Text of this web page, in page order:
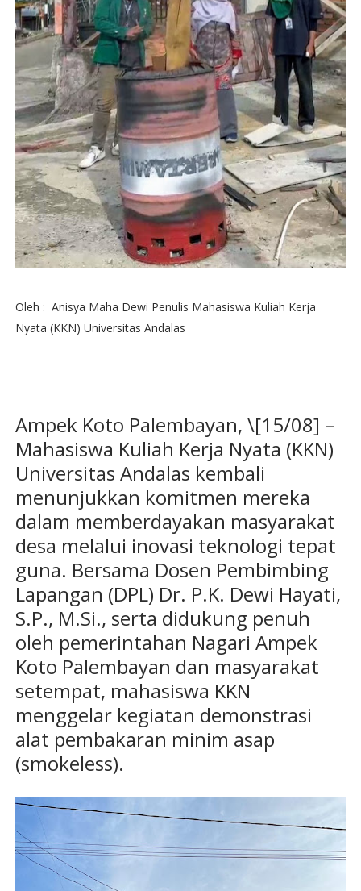
Oleh : Anisya Maha Dewi Penulis Mahasiswa Kuliah Kerja
Nyata (KKN) Universitas Andalas
Ampek Koto Palembayan, \[15/08] –
Mahasiswa Kuliah Kerja Nyata (KKN)
Universitas Andalas kembali
menunjukkan komitmen mereka
dalam memberdayakan masyarakat
desa melalui inovasi teknologi tepat
guna. Bersama Dosen Pembimbing
Lapangan (DPL) Dr. P.K. Dewi Hayati,
S.P., M.Si., serta didukung penuh
oleh pemerintahan Nagari Ampek
Koto Palembayan dan masyarakat
setempat, mahasiswa KKN
menggelar kegiatan demonstrasi
alat pembakaran minim asap
(smokeless).